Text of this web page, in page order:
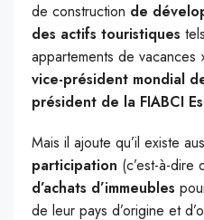
de construction de
des actifs touristiques
appartements de vacances
vice-président mondial
président de la FIABCI
Mais il ajoute qu’il existe
participation (c’est-à-dire
d’achats d’immeubles
de leur pays d’origine et